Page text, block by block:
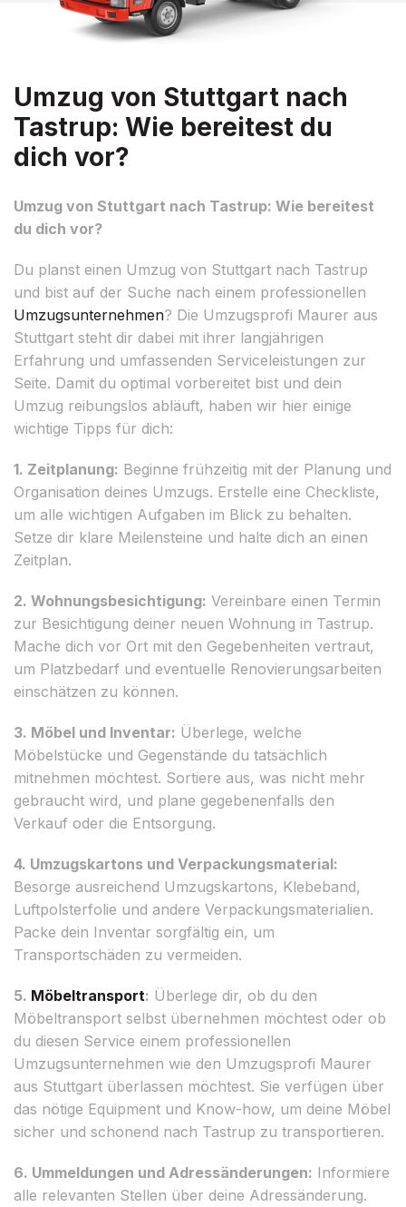
Umzug von Stuttgart nach
Tastrup: Wie bereitest du
dich vor?
Umzug von Stuttgart nach Tastrup: Wie bereitest
du dich vor?
Du planst einen Umzug von Stuttgart nach Tastrup
und bist auf der Suche nach einem professionellen
Umzugsunternehmen? Die Umzugsprofi Maurer aus
Stuttgart steht dir dabei mit ihrer langjährigen
Erfahrung und umfassenden Serviceleistungen zur
Seite. Damit du optimal vorbereitet bist und dein
Umzug reibungslos abläuft, haben wir hier einige
wichtige Tipps für dich:
1. Zeitplanung: Beginne frühzeitig mit der Planung und
Organisation deines Umzugs. Erstelle eine Checkliste,
um alle wichtigen Aufgaben im Blick zu behalten.
Setze dir klare Meilensteine und halte dich an einen
Zeitplan.
2. Wohnungsbesichtigung: Vereinbare einen Termin
zur Besichtigung deiner neuen Wohnung in Tastrup.
Mache dich vor Ort mit den Gegebenheiten vertraut,
um Platzbedarf und eventuelle Renovierungsarbeiten
einschätzen zu können.
3. Möbel und Inventar: Überlege, welche
Möbelstücke und Gegenstände du tatsächlich
mitnehmen möchtest. Sortiere aus, was nicht mehr
gebraucht wird, und plane gegebenenfalls den
Verkauf oder die Entsorgung.
4. Umzugskartons und Verpackungsmaterial:
Besorge ausreichend Umzugskartons, Klebeband,
Luftpolsterfolie und andere Verpackungsmaterialien.
Packe dein Inventar sorgfältig ein, um
Transportschäden zu vermeiden.
5. Möbeltransport: Überlege dir, ob du den
Möbeltransport selbst übernehmen möchtest oder ob
du diesen Service einem professionellen
Umzugsunternehmen wie den Umzugsprofi Maurer
aus Stuttgart überlassen möchtest. Sie verfügen über
das nötige Equipment und Know-how, um deine Möbel
sicher und schonend nach Tastrup zu transportieren.
6. Ummeldungen und Adressänderungen: Informiere
alle relevanten Stellen über deine Adressänderung.